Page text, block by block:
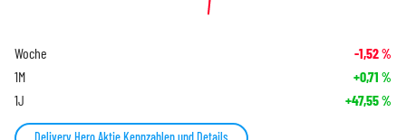
Woche -1,52%
1M +0,71 %
1J +47,55%
Delivery Hero Aktie Kennzahlen und Details